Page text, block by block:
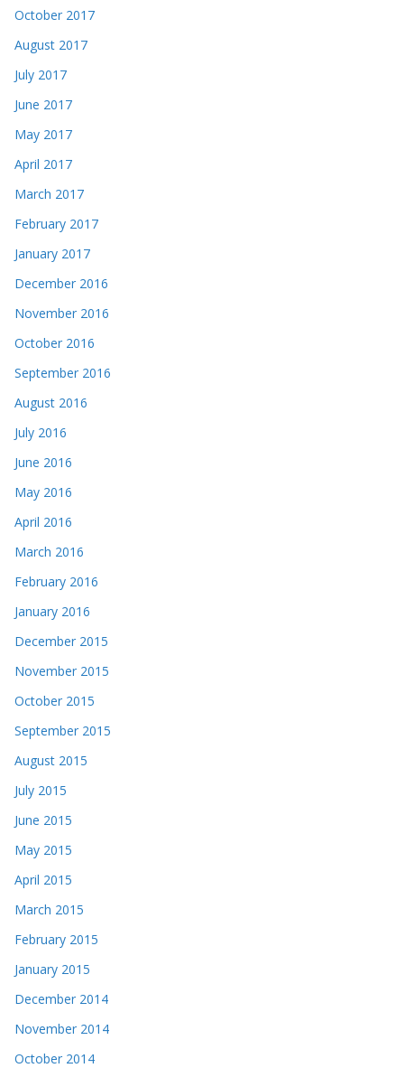
October 2017
August 2017
July 2017
June 2017
May 2017
April 2017
March 2017
February 2017
January 2017
December 2016
November 2016
October 2016
September 2016
August 2016
July 2016
June 2016
May 2016
April 2016
March 2016
February 2016
January 2016
December 2015
November 2015
October 2015
September 2015
August 2015
July 2015
June 2015
May 2015
April 2015
March 2015
February 2015
January 2015
December 2014
November 2014
October 2014